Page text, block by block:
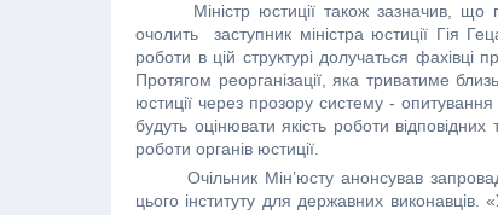
Міністр юстиції також зазначив, що
очолить заступник міністра юстиції Гія
роботи в цій структурі долучаться фахівці
Протягом реорганізації, яка триватиме
юстиції через прозору систему -
будуть оцінювати якість роботи
роботи органів юстиції.
Очільник Мін’юсту анонсував
цього інституту для державних